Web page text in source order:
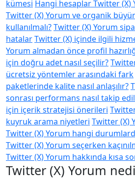
kümesi Hangi hesaplar Twitter (X)
Twitter (X) Yorum ve organik
kullanılmalı?Twitter (X) Yorum
hatalarTwitter (X) içinde ilgili
Yorum almadan önce profil
için doğru adet nasıl seçilir?
ücretsiz yöntemler arasındaki fark
paketlerinde kalite nasıl anlaşılır?
sonrası performans nasıl takip
için içerik stratejisi önerileri
kuyruk arama niyetleri Twitter (X)
Twitter (X) Yorum hangi
Twitter (X) Yorum seçerken
Twitter (X) Yorum hakkında kısa
Twitter (X) Yorum